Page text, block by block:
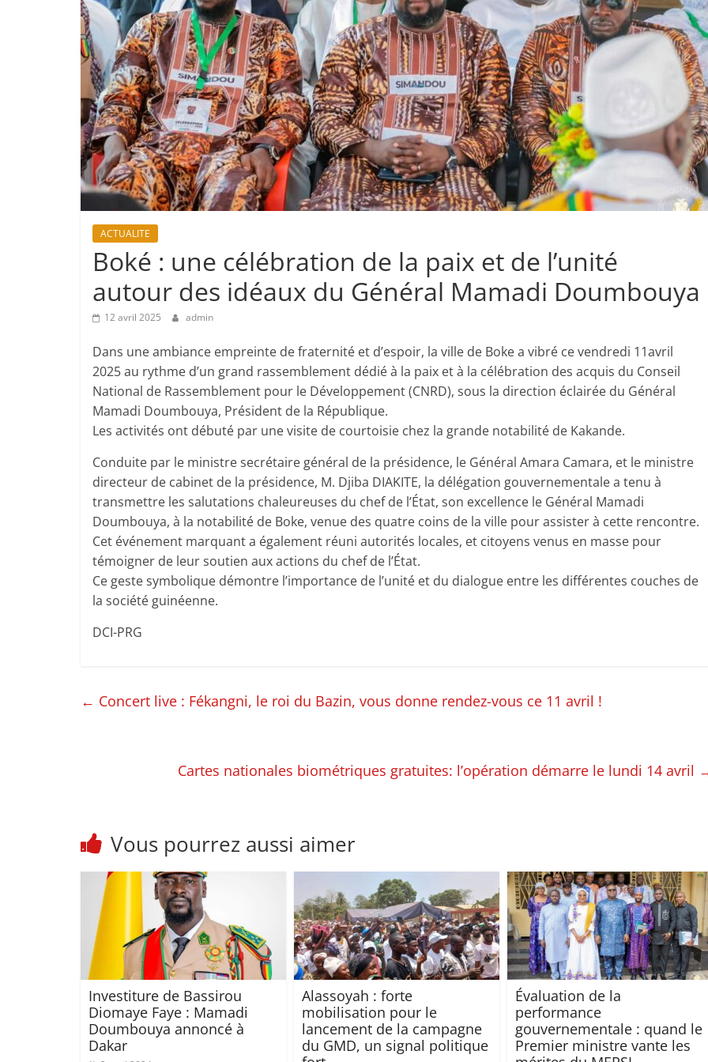
ACTUALITE
Boké : une célébration de la paix et de l’unité
autour des idéaux du Général Mamadi Doumbouya
12 avril 2025 admin
Dans une ambiance empreinte de fraternité et d’espoir, la ville de Boke a vibré ce vendredi 11avril
2025 au rythme d’un grand rassemblement dédié à la paix et à la célébration des acquis du Conseil
National de Rassemblement pour le Développement (CNRD), sous la direction éclairée du Général
Mamadi Doumbouya, Président de la République.
Les activités ont débuté par une visite de courtoisie chez la grande notabilité de Kakande.
Conduite par le ministre secrétaire général de la présidence, le Général Amara Camara, et le ministre
directeur de cabinet de la présidence, M. Djiba DIAKITE, la délégation gouvernementale a tenu à
transmettre les salutations chaleureuses du chef de l’État, son excellence le Général Mamadi
Doumbouya, à la notabilité de Boke, venue des quatre coins de la ville pour assister à cette rencontre.
Cet événement marquant a également réuni autorités locales, et citoyens venus en masse pour
témoigner de leur soutien aux actions du chef de l’État.
Ce geste symbolique démontre l’importance de l’unité et du dialogue entre les différentes couches de
la société guinéenne.
DCI-PRG
← Concert live : Fékangni, le roi du Bazin, vous donne rendez-vous ce 11 avril !
Cartes nationales biométriques gratuites: l’opération démarre le lundi 14 avril
Vous pourrez aussi aimer
Investiture de Bassirou
Diomaye Faye : Mamadi
Doumbouya annoncé à
Dakar
Alassoyah : forte
mobilisation pour le
lancement de la campagne
du GMD, un signal politique
Évaluation de la
performance
gouvernementale : quand le
Premier ministre vante les